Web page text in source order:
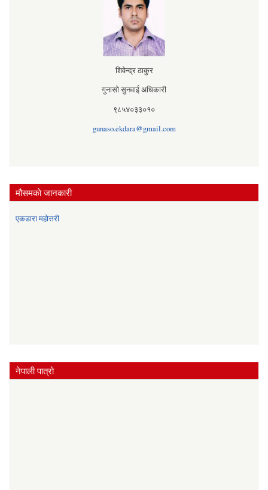
शिवेन्द्र ठाकुर
गुनासो सुनवाई अधिकारी
९८५४०३३०१०
gunaso.ekdara@gmail.com
मौसमकाे जानकारी
एकडारा महोत्तरी
नेपाली पात्रो